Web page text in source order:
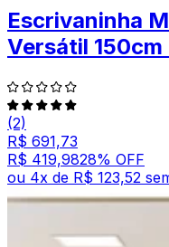
Escrivaninha
Versátil
(2)
R$ 691,73
R$ 419,9828% OFF
ou 4x de R$ 123,52